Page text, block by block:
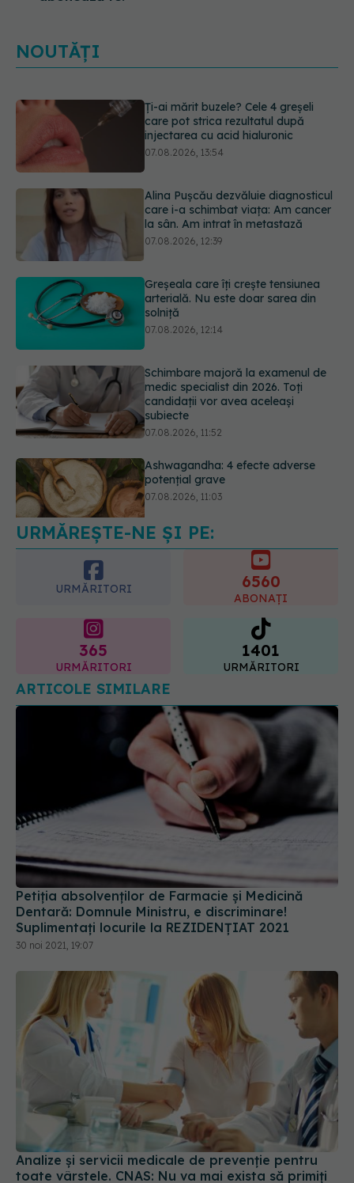
NOUTĂȚI
Alina Pușcău dezvăluie diagnosticul
care i-a schimbat viața: Am cancer
la sân. Am intrat în metastază
07.08.2026, 12:39
Greșeala care îți crește tensiunea
arterială. Nu este doar sarea din
solniță
07.08.2026, 12:14
Schimbare majoră la examenul de
medic specialist din 2026. Toți
candidații vor avea aceleași
subiecte
Ashwagandha: 4 efecte adverse
potențial grave
07.08.2026, 11:03
Ți-ai mărit buzele? Cele 4 greșeli
care pot strica rezultatul după
injectarea cu acid hialuronic
URMĂREȘTE-NE ȘI PE:
URMĂRITORI 6560
ABONAȚI
365
URMĂRITORI
1401
URMĂRITORI
ARTICOLE SIMILARE
Petiția absolvenților de Farmacie și Medicină
Dentară: Domnule Ministru, e discriminare!
Suplimentați locurile la REZIDENȚIAT 2021
30 noi 2021, 19:07
Analize și servicii medicale de prevenţie pentru
toate vârstele. CNAS: Nu va mai exista să primiți